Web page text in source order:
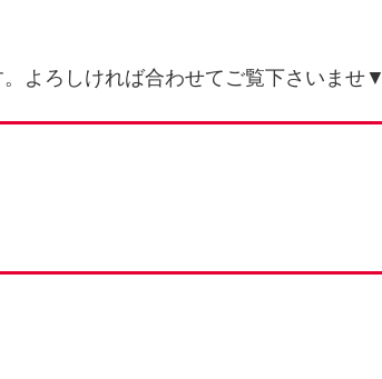
よろしければ合わせてご覧下さいませ▼